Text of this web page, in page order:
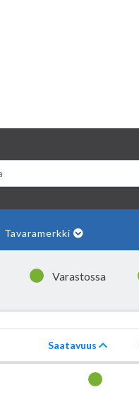
Tavaramerkki
Varastossa
Saatavuus